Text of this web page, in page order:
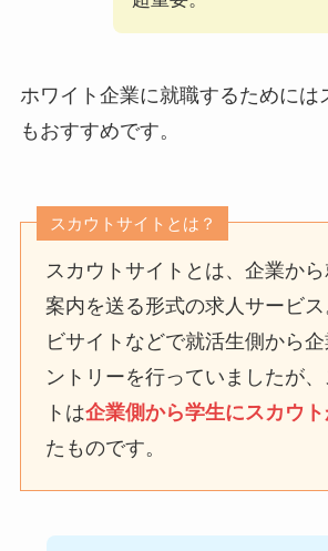
ホワイト企業に就職するためには
もおすすめです。
スカウトサイトとは？
スカウトサイトとは、企業か
案内を送る形式の求人サービ
ビサイトなどで就活生側から
ントリーを行っていましたが
トは企業側から学生にスカウト
たものです。